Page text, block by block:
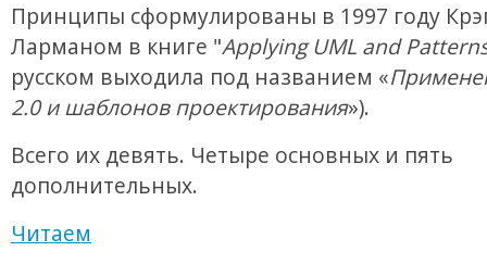
Принципы сформулированы в 1997 году
Ларманом в книге "Applying UML and
русском выходила под названием «
2.0 и шаблонов проектирования»).
Всего их девять. Четыре основных и пять
дополнительных.
Читаем